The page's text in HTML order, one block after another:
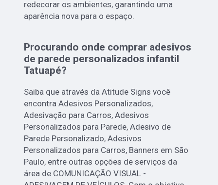
redecorar os ambientes, garantindo uma
aparência nova para o espaço.
Procurando onde comprar adesivos
de parede personalizados infantil
Tatuapé?
Saiba que através da Atitude Signs você
encontra Adesivos Personalizados,
Adesivação para Carros, Adesivos
Personalizados para Parede, Adesivo de
Parede Personalizado, Adesivos
Personalizados para Carros, Banners em São
Paulo, entre outras opções de serviços da
área de COMUNICAÇÃO VISUAL -